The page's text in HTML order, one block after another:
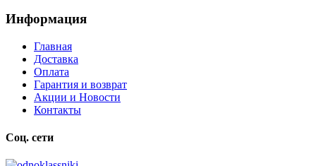
Информация
Главная
Доставка
Оплата
Гарантия и возврат
Акции и Новости
Контакты
Соц. сети